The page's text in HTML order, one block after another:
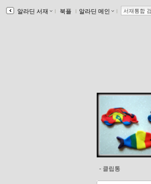
알라딘 서재 ｌ 북플 ｌ 알라딘 메인 ｌ 서재통합
- 클립통